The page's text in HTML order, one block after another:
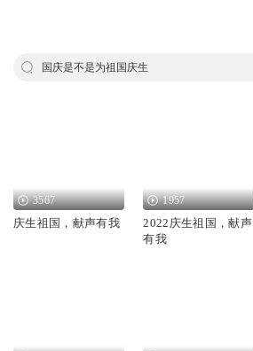
国庆是不是为祖国庆生
3567
庆生祖国，献声有我
1957
2022庆生祖国，献声
有我